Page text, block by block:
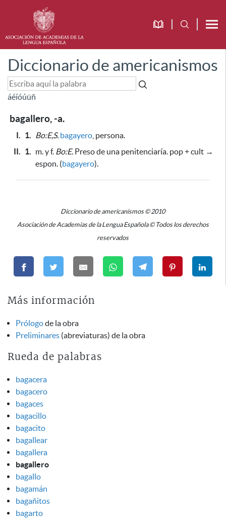
Diccionario de americanismos
áéíóúüñ
bagallero, -a.
I. 1. Bo:E,S. bagayero , persona.
II. 1. m. y f. Bo:E. Preso de una penitenciaría. pop + cult →
espon. (bagayero).
Diccionario de americanismos © 2010
Asociación de Academias de la Lengua Española © Todos los derechos
reservados
Más información
Prólogode la obra
Preliminares (abreviaturas) de la obra
Rueda de palabras
bagacera
bagacero
bagaces
bagacillo
bagacito
bagallear
bagallera
bagallero
bagallo
bagamán
bagañitos
bagarto